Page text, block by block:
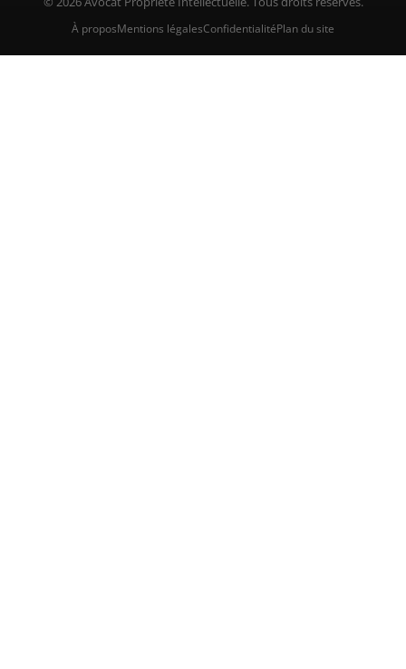
À proposMentions légalesConfidentialitéPlan du site